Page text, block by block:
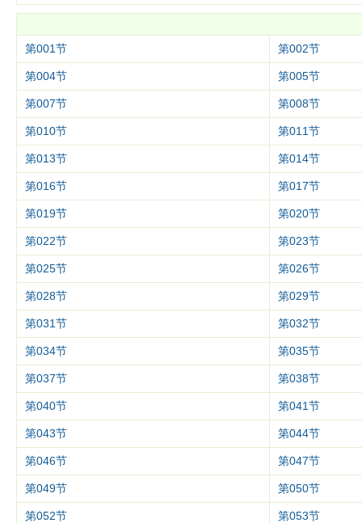
第001节 第002节
第004节 第005节
第007节 第008节
第010节 第011节
第013节 第014节
第016节 第017节
第019节 第020节
第022节 第023节
第025节 第026节
第028节 第029节
第031节 第032节
第034节 第035节
第037节 第038节
第040节 第041节
第043节 第044节
第046节 第047节
第049节 第050节
第052节 第053节